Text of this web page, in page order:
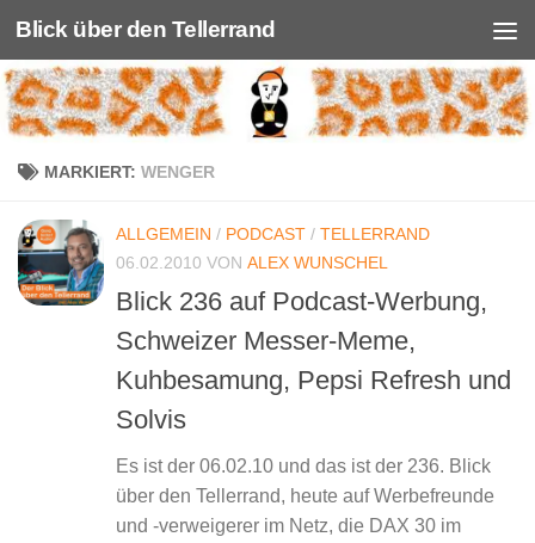
Unter dem Inhalt
Blick über den Tellerrand
MARKIERT: WENGER
ALLGEMEIN / PODCAST / TELLERRAND
06.02.2010 VON ALEX WUNSCHEL
Blick 236 auf Podcast-Werbung,
Schweizer Messer-Meme,
Kuhbesamung, Pepsi Refresh und
Solvis
Es ist der 06.02.10 und das ist der 236. Blick
über den Tellerrand, heute auf Werbefreunde
und -verweigerer im Netz, die DAX 30 im